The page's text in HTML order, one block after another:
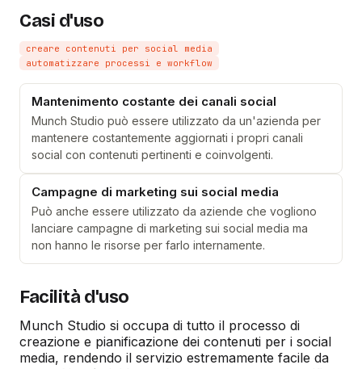
Casi d'uso
creare contenuti per social media
automatizzare processi e workflow
Mantenimento costante dei canali social
Munch Studio può essere utilizzato da un'azienda per
mantenere costantemente aggiornati i propri canali
social con contenuti pertinenti e coinvolgenti.
Campagne di marketing sui social media
Può anche essere utilizzato da aziende che vogliono
lanciare campagne di marketing sui social media ma
non hanno le risorse per farlo internamente.
Facilità d'uso
Munch Studio si occupa di tutto il processo di
creazione e pianificazione dei contenuti per i social
media, rendendo il servizio estremamente facile da